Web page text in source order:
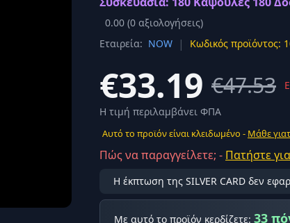
Προβολή όλων των αποτελεσμάτων
0.00 (0 αξιολογήσεις)
Εταιρεία: NOW | Κωδικός προϊόντος:
€33.19 €47.53
Η τιμή περιλαμβάνει ΦΠΑ
Αυτό το προϊόν είναι κλειδωμένο - Μάθε
Πώς να παραγγείλετε; - Πατήστε
Η έκπτωση της SILVER CARD δεν
Με αυτό το προϊόν κερδίζετε: 33
Σύνδεση
Εγγραφείτε εδώ
Ασφαλής